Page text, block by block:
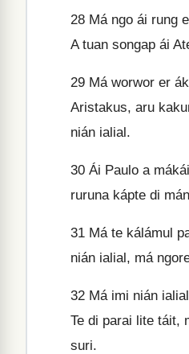
28 Má ngo ái rung
A tuan songap ái
29 Má worwor er
Aristakus, aru
nián ialial.
30 Ái Paulo a
ruruna kápte di
31 Má te kálámul
nián ialial, má
32 Má imi nián
Te di parai lite táit,
suri.